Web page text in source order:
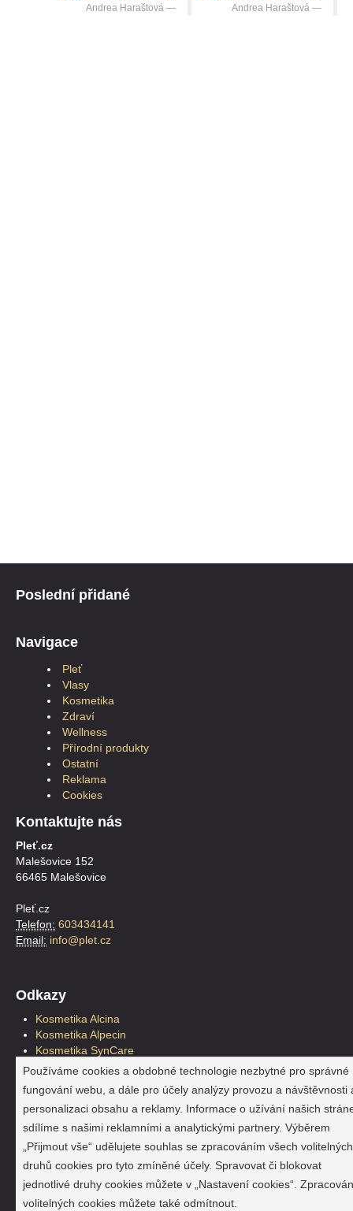
Andrea Haraštová
Andrea Haraštová
Poslední přidané
Navigace
Pleť
Vlasy
Kosmetika
Zdraví
Wellness
Přírodní produkty
Ostatní
Reklama
Cookies
Kontaktujte nás
Pleť.cz
Malešovice 152
66465 Malešovice
Pleť.cz
Telefon: 603434141
Email: info@plet.cz
Odkazy
Kosmetika Alcina
Kosmetika Alpecin
Kosmetika SynCare
Kosmetika Plantur39
Pleťová kosmetika
Reklama a marketing
Hračky a doplňky
Jahho.cz
SynCare
SynCare na Slovensku
Alcina na Slovensku
Používáme cookies a obdobné technologie nezbytné pro správné
fungování webu, a dále pro účely analýzy provozu a návštěvnosti
personalizaci obsahu a reklamy. Informace o užívání našich
sdílíme s našimi reklamními a analytickými partnery. Výběrem
„Přijmout vše“ udělujete souhlas se zpracováním všech volitelných
druhů cookies pro tyto zmíněné účely. Spravovat či blokovat
jednotlivé druhy cookies můžete v „Nastavení cookies“.
volitelných cookies můžete také odmítnout.